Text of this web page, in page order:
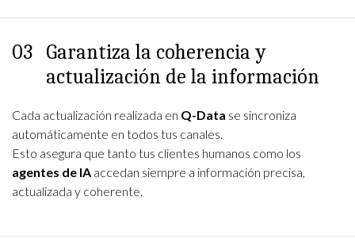
03 Garantiza la coherencia y
actualización de la información
Cada actualización realizada en Q-Data se sincroniza
automáticamente en todos tus canales.
Esto asegura que tanto tus clientes humanos como los
agentes de IA accedan siempre a información precisa,
actualizada y coherente.